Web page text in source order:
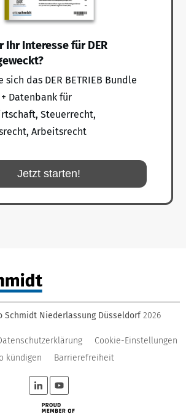
Ihr Interesse für DER
sich das DER BETRIEB Bundle
Datenbank für
Steuerrecht,
Arbeitsrecht
Jetzt starten!
Schmidt Niederlassung Düsseldorf 2026
Cookie-Einstellungen
kündigen
Barrierefreiheit